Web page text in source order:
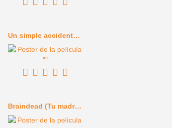
Un simple accidente (2025)
Braindead (Tu madre se ha comido a mi perro) (1992)